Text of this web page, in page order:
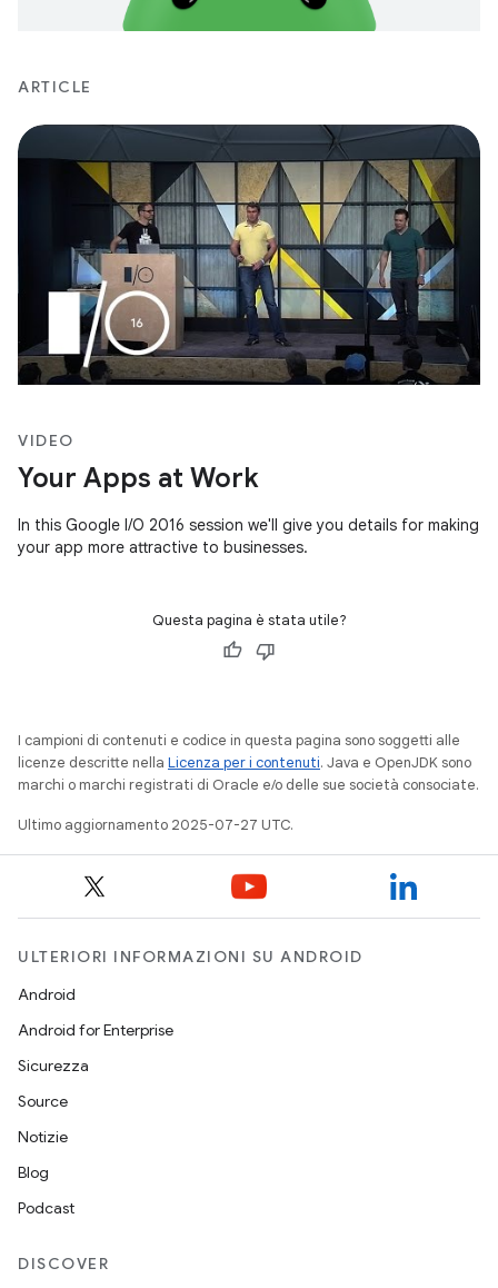
ARTICLE
VIDEO
Your Apps at Work
In this Google I/O 2016 session we'll give you details for making
your app more attractive to businesses.
Questa pagina è stata utile?
I campioni di contenuti e codice in questa pagina sono soggetti alle
licenze descritte nella Licenza per i contenuti. Java e OpenJDK sono
marchi o marchi registrati di Oracle e/o delle sue società consociate.
Ultimo aggiornamento 2025-07-27 UTC.
ULTERIORI INFORMAZIONI SU ANDROID
Android
Android for Enterprise
Sicurezza
Source
Notizie
Blog
Podcast
DISCOVER